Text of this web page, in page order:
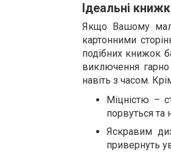
Ідеальні
Якщо Вашому
картонними
подібних книжок
виключення
навіть з часом.
Міцністю –
порвуться та
Яскравим
привернуть